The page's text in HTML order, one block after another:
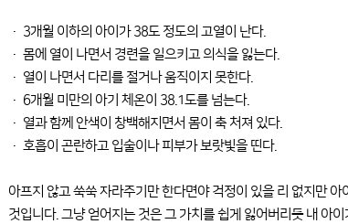
· 3개월 이하의 아이가 38도 정도의 고열이 난다.
· 몸에 열이 나면서 경련을 일으키고 의식을 잃는다.
· 열이 나면서 다리를 절거나 움직이지 못한다.
· 6개월 미만의 아기 체온이 38.1도를 넘는다.
· 열과 함께 안색이 창백해지면서 몸이 축 처져 있다.
· 호흡이 곤란하고 입술이나 피부가 보랏빛을 띤다.
아프지 않고 쑥쑥 자라주기만 한다면야 걱정이 있을 리 없지만
것입니다. 그냥 얻어지는 것은 그 가치를 쉽게 잃어버리듯 내 아